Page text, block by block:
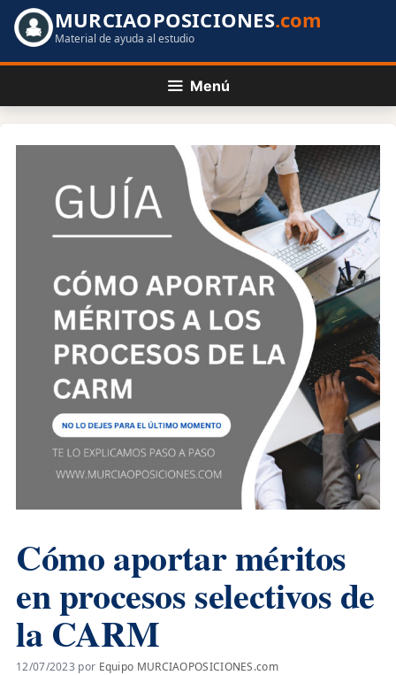
Saltar
MURCIAOPOSICIONES.com
Material de ayuda al estudio
Menú
Cómo aportar méritos
en procesos selectivos de
la CARM
12/07/2023 por Equipo MURCIAOPOSICIONES.com